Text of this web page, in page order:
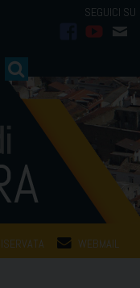
WEBMAIL